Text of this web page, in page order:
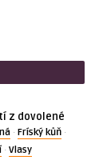
z dovolené
· Fríský kůň·
· Vlasy